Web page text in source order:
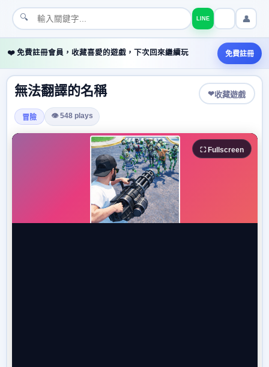
🔍 LINE 👤
❤️ 免費註冊會員，收藏喜愛的遊戲，下次回來繼續玩 免費註冊
無法翻譯的名稱 ❤收藏遊戲
冒險 👁 548 plays
⛶ Fullscreen